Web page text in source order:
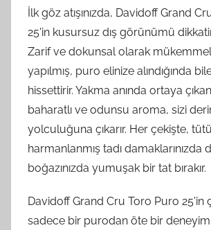
İlk göz atışınızda, Davidoff Grand
25'in kusursuz dış görünümü
Zarif ve dokunsal olarak
yapılmış, puro elinize alındığında
hissettirir. Yakma anında ortaya
baharatlı ve odunsu aroma, sizi
yolculuğuna çıkarır. Her çekişte,
harmanlanmış tadı damaklarınızda
boğazınızda yumuşak bir tat bırakır.
Davidoff Grand Cru Toro Puro 25'in
sadece bir purodan öte bir deneyim